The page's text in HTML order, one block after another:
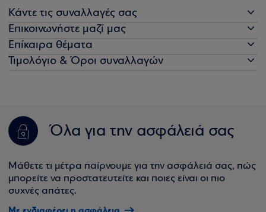
Κάντε τις συναλλαγές σας
Επικοινωνήστε μαζί μας
Επίκαιρα θέματα
Τιμολόγιο & Όροι συναλλαγών
Όλα για την ασφάλειά σας
Μάθετε τι μέτρα παίρνουμε για την ασφάλειά σας, πώς
μπορείτε να προστατευτείτε και ποιες είναι οι πιο
συχνές απάτες.